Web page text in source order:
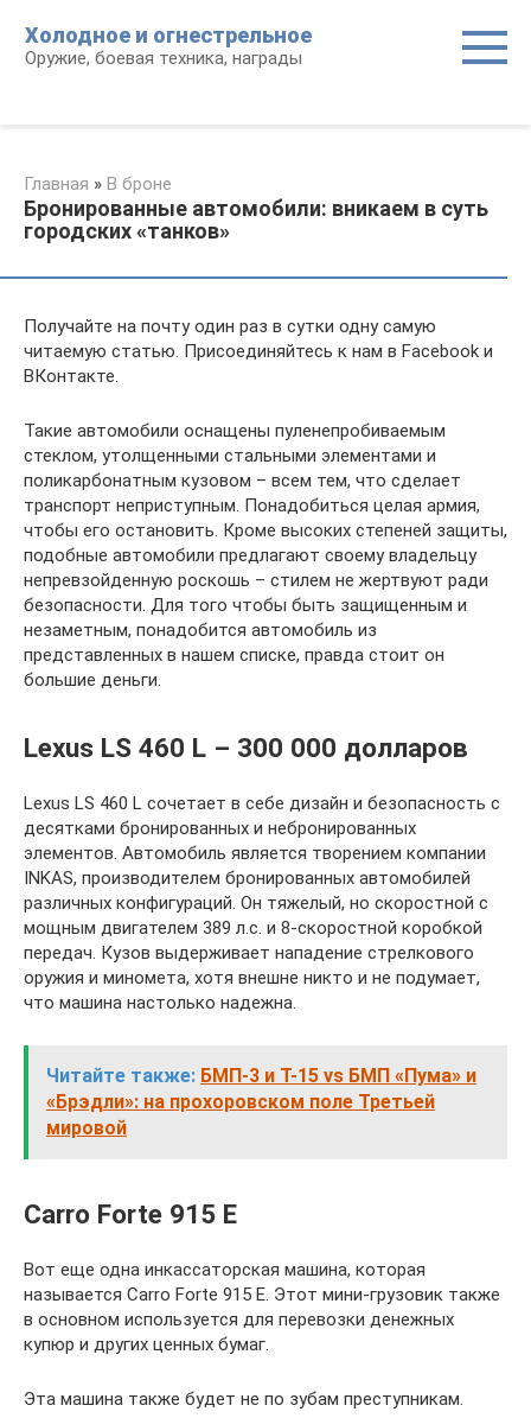
контенту
Холодное и огнестрельное
Оружие, боевая техника, награды
Главная » В броне
Бронированные автомобили: вникаем в суть
городских «танков»
Получайте на почту один раз в сутки одну самую
читаемую статью. Присоединяйтесь к нам в Facebook и
ВКонтакте.
Такие автомобили оснащены пуленепробиваемым
стеклом, утолщенными стальными элементами и
поликарбонатным кузовом – всем тем, что сделает
транспорт неприступным. Понадобиться целая армия,
чтобы его остановить. Кроме высоких степеней защиты,
подобные автомобили предлагают своему владельцу
непревзойденную роскошь – стилем не жертвуют ради
безопасности. Для того чтобы быть защищенным и
незаметным, понадобится автомобиль из
представленных в нашем списке, правда стоит он
большие деньги.
Lexus LS 460 L – 300 000 долларов
Lexus LS 460 L сочетает в себе дизайн и безопасность с
десятками бронированных и небронированных
элементов. Автомобиль является творением компании
INKAS, производителем бронированных автомобилей
различных конфигураций. Он тяжелый, но скоростной с
мощным двигателем 389 л.с. и 8-скоростной коробкой
передач. Кузов выдерживает нападение стрелкового
оружия и миномета, хотя внешне никто и не подумает,
что машина настолько надежна.
Читайте также: БМП-3 и Т-15 vs БМП «Пума» и
«Брэдли»: на прохоровском поле Третьей
мировой
Carro Forte 915 E
Вот еще одна инкассаторская машина, которая
называется Carro Forte 915 E. Этот мини-грузовик также
в основном используется для перевозки денежных
купюр и других ценных бумаг.
Эта машина также будет не по зубам преступникам.